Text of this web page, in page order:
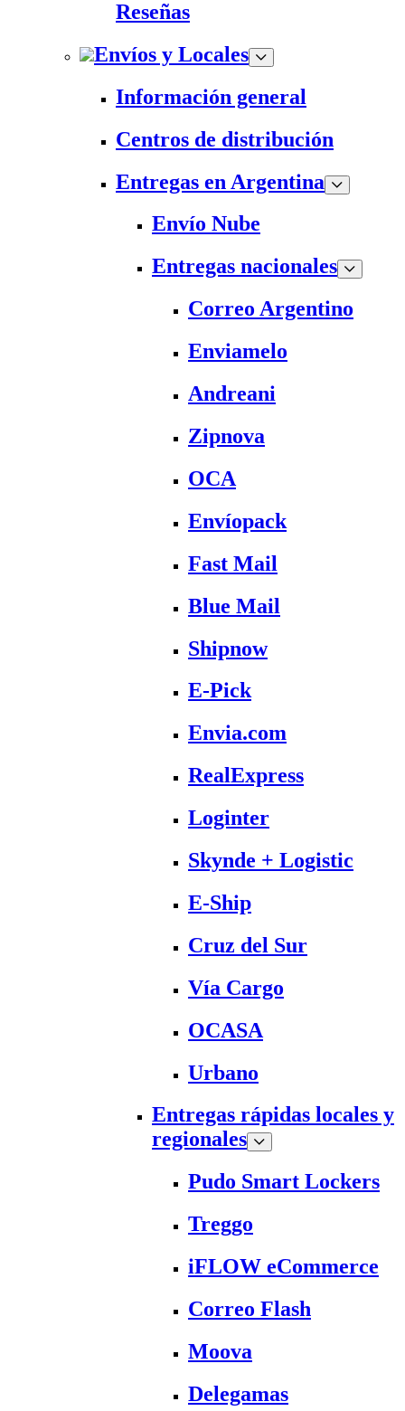
Reseñas
Envíos y Locales
Información general
Centros de distribución
Entregas en Argentina
Envío Nube
Entregas nacionales
Correo Argentino
Enviamelo
Andreani
Zipnova
OCA
Envíopack
Fast Mail
Blue Mail
Shipnow
E-Pick
Envia.com
RealExpress
Loginter
Skynde + Logistic
E-Ship
Cruz del Sur
Vía Cargo
OCASA
Urbano
Entregas rápidas locales y
regionales
Pudo Smart Lockers
Treggo
iFLOW eCommerce
Correo Flash
Moova
Delegamas